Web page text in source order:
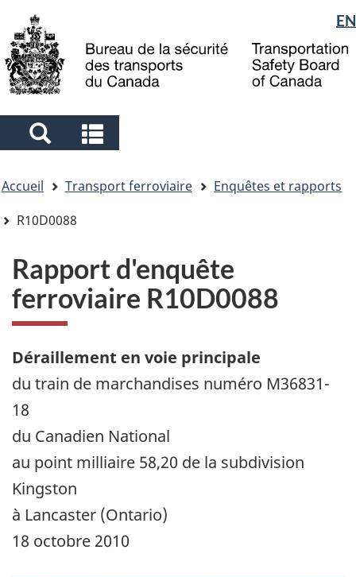
to
main
to
"About
government"
à
la
Sélection
de
la
langue
EN
Search
and
menus
and
menus
êtes
ici
Accueil Transport ferroviaire
Enquêtes et rapports
R10D0088
Rapport d'enquête
ferroviaire R10D0088
Déraillement en voie principale
du train de marchandises numéro M36831-
18
du Canadien National
au point milliaire 58,20 de la subdivision
Kingston
à Lancaster (Ontario)
18 octobre 2010